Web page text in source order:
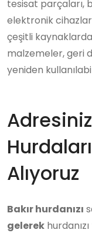
tesisat parçaları,
elektronik
çeşitli
malzemeler, geri
yeniden
Alıyoruz
Bakır hurdanızı
gelerek